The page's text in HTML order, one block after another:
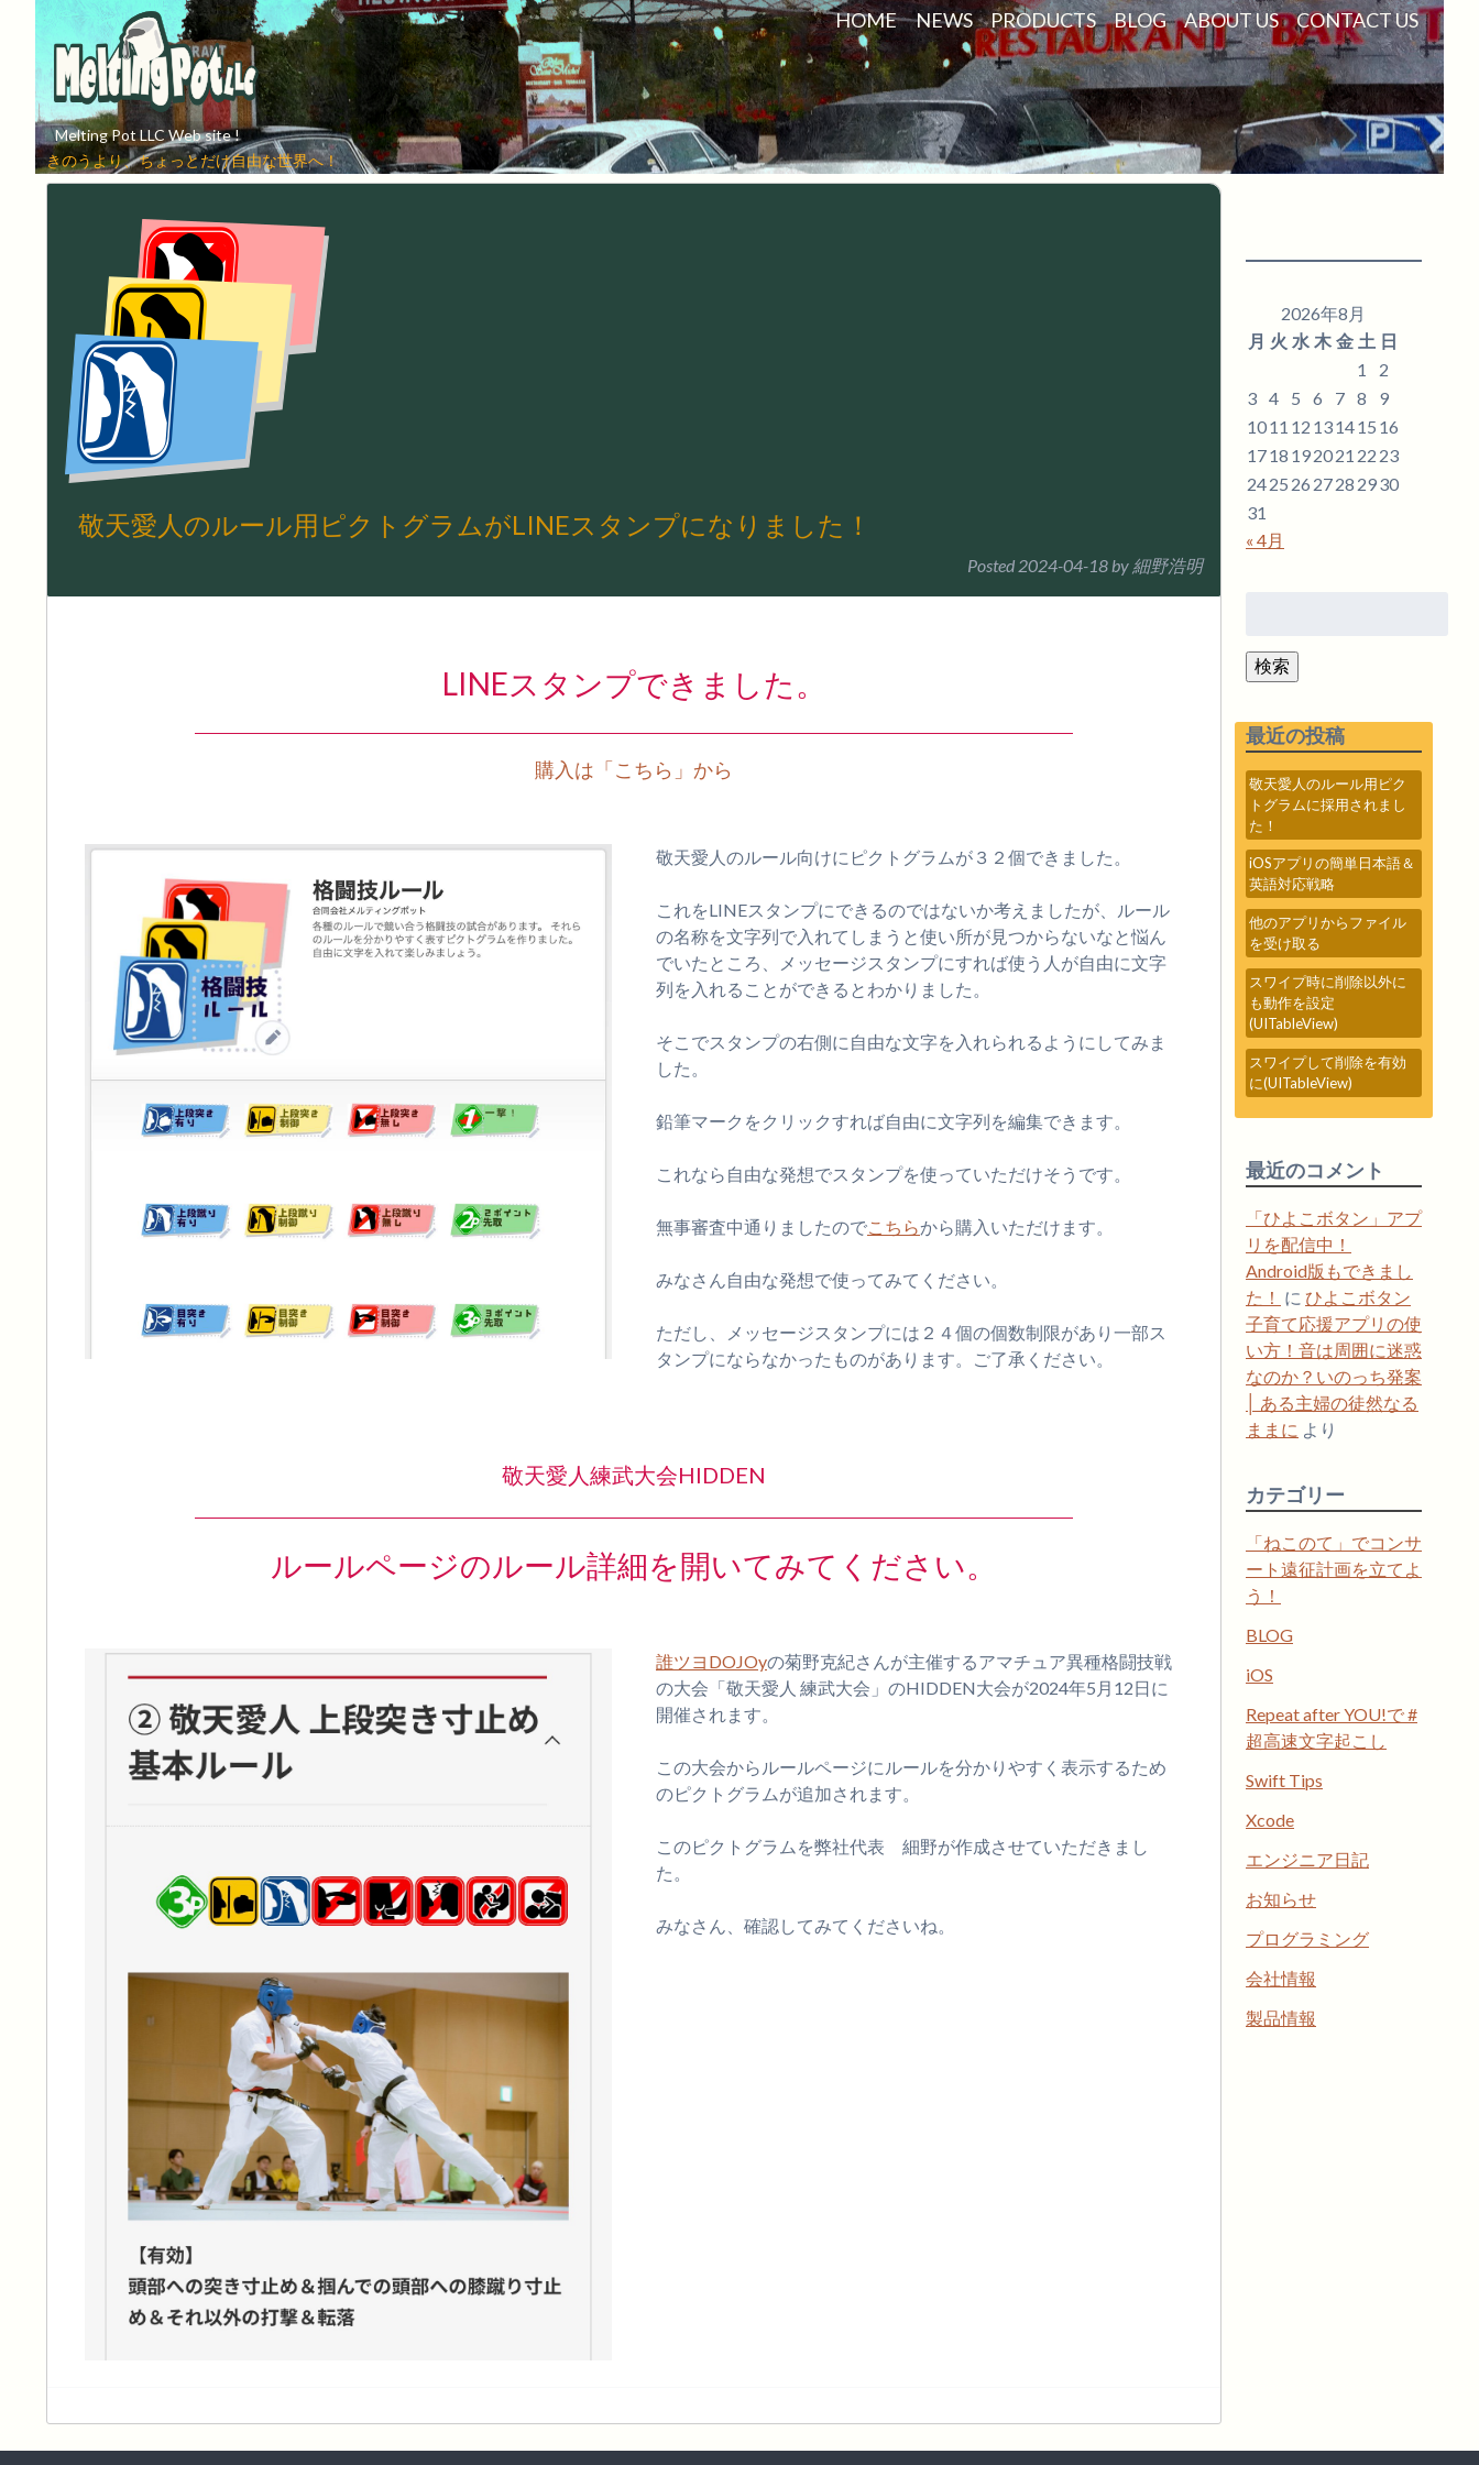
HOME NEWS PRODUCTS BLOG ABOUT US CONTACT US
Melting Pot LLC Web site !
きのうより、ちょっとだけ自由な世界へ！
敬天愛人のルール用ピクトグラムがLINEスタンプになりました！
Posted 2024-04-18 by 細野浩明
LINEスタンプできました。
購入は「こちら」から
敬天愛人のルール向けにピクトグラムが３２個できました。
これをLINEスタンプにできるのではないか考えましたが、ルール
の名称を文字列で入れてしまうと使い所が見つからないなと悩ん
でいたところ、メッセージスタンプにすれば使う人が自由に文字
列を入れることができるとわかりました。
そこでスタンプの右側に自由な文字を入れられるようにしてみま
した。
鉛筆マークをクリックすれば自由に文字列を編集できます。
これなら自由な発想でスタンプを使っていただけそうです。
無事審査中通りましたのでこちらから購入いただけます。
みなさん自由な発想で使ってみてください。
ただし、メッセージスタンプには２４個の個数制限があり一部ス
タンプにならなかったものがあります。ご了承ください。
敬天愛人練武大会HIDDEN
ルールページのルール詳細を開いてみてください。
誰ツヨDOJOyの菊野克紀さんが主催するアマチュア異種格闘技戦
の大会「敬天愛人 練武大会」のHIDDEN大会が2024年5月12日に
開催されます。
この大会からルールページにルールを分かりやすく表示するため
のピクトグラムが追加されます。
このピクトグラムを弊社代表 細野が作成させていただきまし
た。
みなさん、確認してみてくださいね。
2026年8月
月 火 水 木 金 土 日
1
2
3 4 5 6 7 8
9
1011 12 131415 16
1718 192021 22 23
2425 26 2728 2930
31
« 4月
検索
最近の投稿
敬天愛人のルール用ピク
トグラムに採用されまし
た！
iOSアプリの簡単日本語＆
英語対応戦略
他のアプリからファイル
を受け取る
スワイプ時に削除以外に
も動作を設定
(UITableView)
スワイプして削除を有効
に(UITableView)
最近のコメント
「ひよこボタン」アプ
リを配信中！
Android版もできまし
た！ に ひよこボタン
子育て応援アプリの使
い方！音は周囲に迷惑
なのか？いのっち発案
│ ある主婦の徒然なる
ままに より
カテゴリー
「ねこのて」でコンサ
ート遠征計画を立てよ
う！
BLOG
iOS
Repeat after YOU!で #
超高速文字起こし
Swift Tips
Xcode
エンジニア日記
お知らせ
プログラミング
会社情報
製品情報